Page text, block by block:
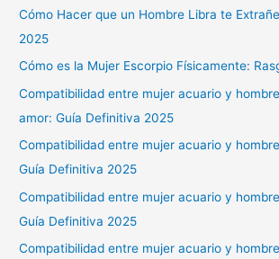
Cómo Hacer que un Hombre Libra te
2025
Cómo es la Mujer Escorpio Físicamente:
Compatibilidad entre mujer acuario y
amor: Guía Definitiva 2025
Compatibilidad entre mujer acuario y
Guía Definitiva 2025
Compatibilidad entre mujer acuario y
Guía Definitiva 2025
Compatibilidad entre mujer acuario y